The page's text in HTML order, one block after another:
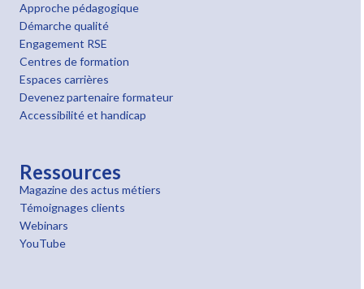
Approche pédagogique
Démarche qualité
Engagement RSE
Centres de formation
Espaces carrières
Devenez partenaire formateur
Accessibilité et handicap
Ressources
Magazine des actus métiers
Témoignages clients
Webinars
YouTube